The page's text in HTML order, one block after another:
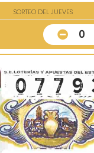
SORTEO DEL JUEVES
0